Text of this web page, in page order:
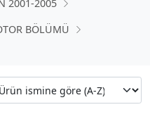
2001-2005
BÖLÜMÜ